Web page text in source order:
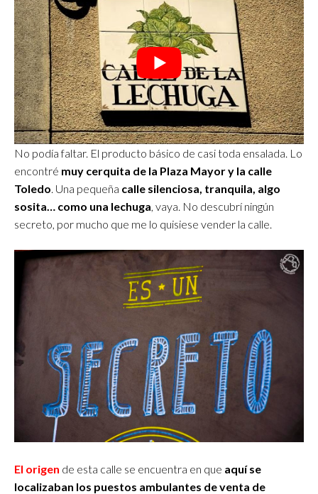
No podía faltar. El producto básico de casi toda ensalada. Lo
encontré muy cerquita de la Plaza Mayor y la calle
Toledo. Una pequeña calle silenciosa, tranquila, algo
sosita… como una lechuga, vaya. No descubrí ningún
secreto, por mucho que me lo quisiese vender la calle.
El origen de esta calle se encuentra en que aquí se
localizaban los puestos ambulantes de venta de